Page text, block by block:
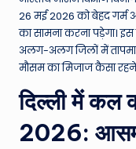
A
ro
u
n
d
T
26 मई 2026 को बेहद गर्म
का सामना करना पड़ेगा।
अलग-अलग जिलों में
मौसम का मिजाज कैसा रहने
दिल्ली में कल
2026: